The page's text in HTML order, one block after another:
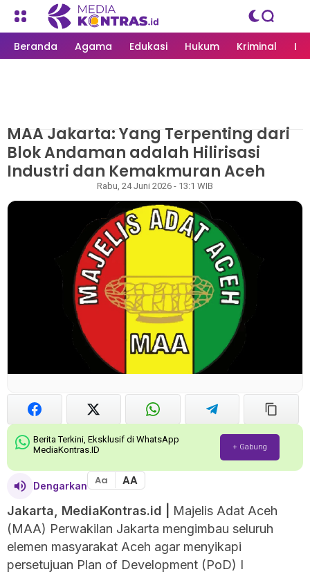
Beranda Agama Edukasi Hukum Kriminal
MEDIAKONTRAS.ID /NASIONAL
MAA Jakarta: Yang Terpenting dari
Blok Andaman adalah Hilirisasi
Industri dan Kemakmuran Aceh
Rabu, 24 Juni 2026 - 13:1 WIB
Berita Terkini, Eksklusif di WhatsApp
MediaKontras.ID
+ Gabung
Dengarkan Aa AA
Jakarta, MediaKontras.id |
Majelis Adat Aceh
(MAA) Perwakilan Jakarta mengimbau seluruh
elemen masyarakat Aceh agar menyikapi
persetujuan Plan of Development (PoD) I